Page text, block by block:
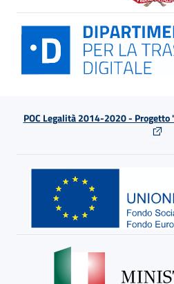
POC Legalità 2014-2020 -